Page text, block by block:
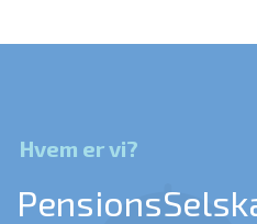
Hvem er vi?